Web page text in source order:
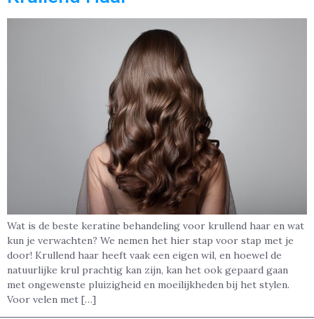
Wat is de beste keratine behandeling voor krullend haar en wat
kun je verwachten? We nemen het hier stap voor stap met je
door! Krullend haar heeft vaak een eigen wil, en hoewel de
natuurlijke krul prachtig kan zijn, kan het ook gepaard gaan
met ongewenste pluizigheid en moeilijkheden bij het stylen.
Voor velen met […]